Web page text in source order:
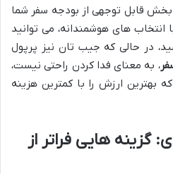
بخش قابل توجهی از بودجه سفر شما
انتخاب های هوشمندانه، می توانید
در حالی که جیب تان نیز پرپول
، به معنای فدا کردن راحتی نیست،
بهترین ارزش را با کمترین هزینه
گزینه هایی فراتر از